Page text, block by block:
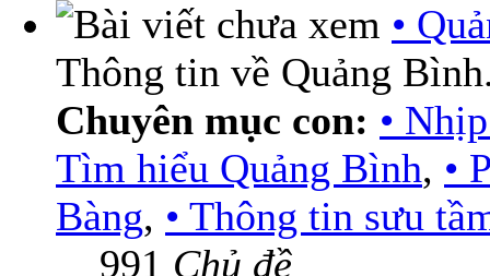
•
Thông tin về Quảng
Chuyên mục con: •
Tìm hiểu Quảng Bình, •
Bàng, • Thông tin sưu
991 Chủ đề